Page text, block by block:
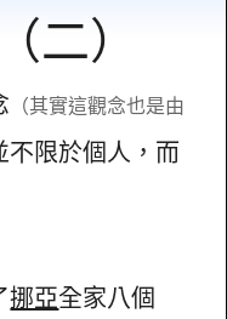
二）
（其實這觀念也是由
不限於個人，而
挪亞全家八個